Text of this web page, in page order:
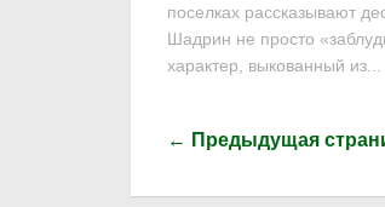
поселках рассказывают
Шадрин не просто
характер, выкованный из...
← Предыдущая